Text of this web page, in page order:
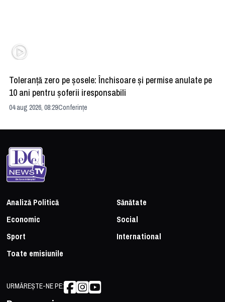
Toleranță zero pe șosele: Închisoare și permise anulate pe
10 ani pentru șoferii iresponsabili
04 aug 2026, 08:29Conferințe
Analiză Politică
Sănătate
Economic
Social
Sport
International
Toate emisiunile
URMĂREȘTE-NE PE: